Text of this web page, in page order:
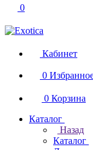
0
Кабинет
0
0 Корзина
Каталог
Назад
Каталог